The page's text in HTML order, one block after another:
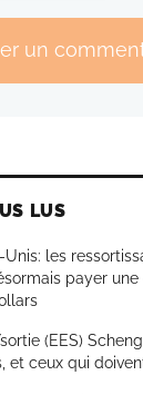
un
LUS
les
payer
(EES)
et ceux qui